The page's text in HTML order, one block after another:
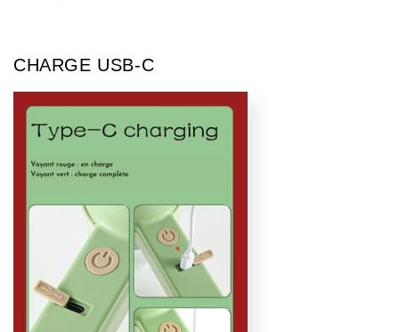
CHARGE USB-C